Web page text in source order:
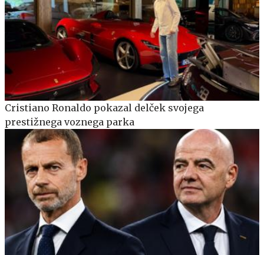
Cristiano Ronaldo pokazal delček svojega
prestižnega voznega parka